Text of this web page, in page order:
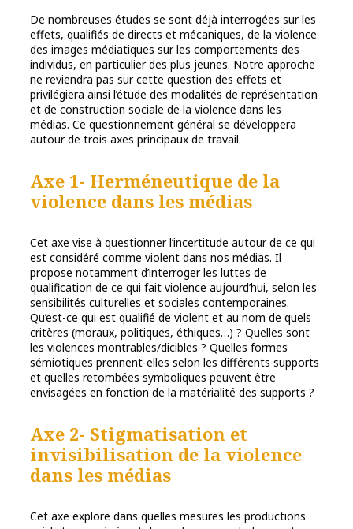
De nombreuses études se sont déjà interrogées sur les
effets, qualifiés de directs et mécaniques, de la violence
des images médiatiques sur les comportements des
individus, en particulier des plus jeunes. Notre approche
ne reviendra pas sur cette question des effets et
privilégiera ainsi l’étude des modalités de représentation
et de construction sociale de la violence dans les
médias. Ce questionnement général se développera
autour de trois axes principaux de travail.
Axe 1- Herméneutique de la
violence dans les médias
Cet axe vise à questionner l’incertitude autour de ce qui
est considéré comme violent dans nos médias. Il
propose notamment d’interroger les luttes de
qualification de ce qui fait violence aujourd’hui, selon les
sensibilités culturelles et sociales contemporaines.
Qu’est-ce qui est qualifié de violent et au nom de quels
critères (moraux, politiques, éthiques…) ? Quelles sont
les violences montrables/dicibles ? Quelles formes
sémiotiques prennent-elles selon les différents supports
et quelles retombées symboliques peuvent être
envisagées en fonction de la matérialité des supports ?
Axe 2- Stigmatisation et
invisibilisation de la violence
dans les médias
Cet axe explore dans quelles mesures les productions